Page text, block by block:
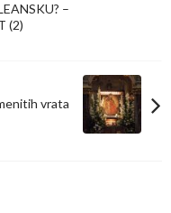
–
(2)
vrata